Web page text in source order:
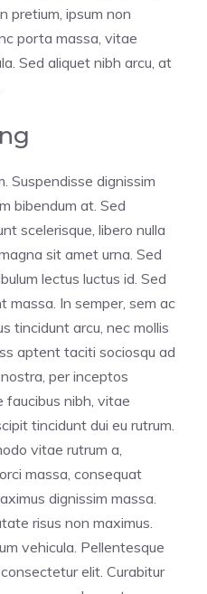
pretium, ipsum non
porta massa, vitae
Sed aliquet nibh arcu, at
Suspendisse dignissim
bibendum at. Sed
scelerisque, libero nulla
sit amet urna. Sed
lectus luctus id. Sed
massa. In semper, sem ac
tincidunt arcu, nec mollis
aptent taciti sociosqu ad
per inceptos
faucibus nibh, vitae
tincidunt dui eu rutrum.
vitae rutrum a,
massa, consequat
dignissim massa.
risus non maximus.
vehicula. Pellentesque
elit. Curabitur